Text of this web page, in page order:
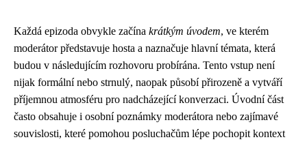
Každá epizoda obvykle začína krátkým úvodem, ve kterém
moderátor představuje hosta a naznačuje hlavní témata, která
budou v následujícím rozhovoru probírána. Tento vstup není
nijak formální nebo strnulý, naopak působí přirozeně a vytváří
příjemnou atmosféru pro nadcházející konverzaci. Úvodní část
často obsahuje i osobní poznámky moderátora nebo zajímavé
souvislosti, které pomohou posluchačům lépe pochopit kontext